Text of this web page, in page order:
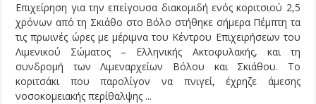
Επιχείρηση για την επείγουσα διακομιδή ενός κοριτσιού 2,5
χρόνων από τη Σκιάθο στο Βόλο στήθηκε σήμερα Πέμπτη τα
τις πρωινές ώρες με μέριμνα του Κέντρου Επιχειρήσεων του
Λιμενικού Σώματος – Ελληνικής Ακτοφυλακής, και τη
συνδρομή των Λιμεναρχείων Βόλου και Σκιάθου. Το
κοριτσάκι που παρολίγον να πνιγεί, έχρηζε άμεσης
νοσοκομειακής περίθαλψης ...